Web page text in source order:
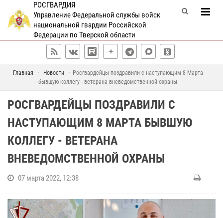
РОСГВАРДИЯ
Управление Федеральной службы войск
национальной гвардии Российской
Федерации по Тверской области
Главная Новости
Росгвардейцы поздравили с наступающим 8 Марта
бывшую коллегу - ветерана вневедомственной охраны
РОСГВАРДЕЙЦЫ ПОЗДРАВИЛИ С
НАСТУПАЮЩИМ 8 МАРТА БЫВШУЮ
КОЛЛЕГУ - ВЕТЕРАНА
ВНЕВЕДОМСТВЕННОЙ ОХРАНЫ
07 марта 2022, 12:38